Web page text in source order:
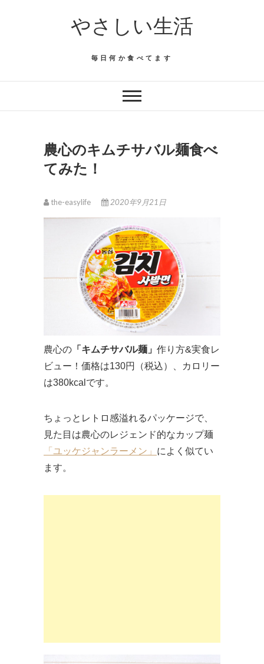
やさしい生活
毎日何か食べてます
農心のキムチサバル麺食べ
てみた！
the-easylife 2020年9月21日
農心の 「キムチサバル麺」 作り方&実食レ
ビュー！価格は130円（税込）、カロリー
は380kcalです。
ちょっとレトロ感溢れるパッケージで、
見た目は農心のレジェンド的なカップ麺
「ユッケジャンラーメン」 によく似てい
ます。